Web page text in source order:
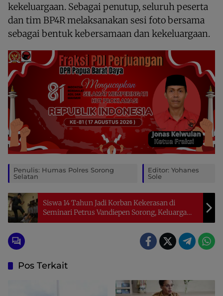
kekeluargaan. Sebagai penutup, seluruh peserta
dan tim BP4R melaksanakan sesi foto bersama
sebagai bentuk kebersamaan dan kekeluargaan.
Penulis: Humas Polres Sorong
Selatan
Editor: Yohanes
Sole
Siswa 14 Tahun Jadi Korban Kekerasan di
Seminari Petrus Vandiepen Sorong, Keluarga
Minta Proses Hukum
Pos Terkait